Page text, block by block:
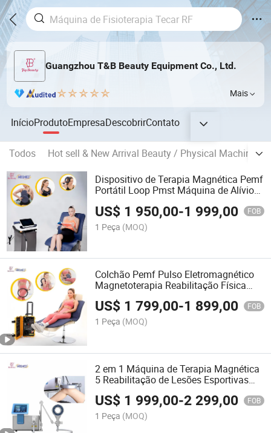
Guangzhou T&B Beauty Equipment Co., Ltd.
Mais
InícioProdutoEmpresaDescobrirContato
Todos Hot sell & New Arrival Beauty / Physical Machine
Dispositivo de Terapia Magnética Pemf
Portátil Loop Pmst Máquina de Alívio
Campo Eletromagnético Pulsado
US$ 1 950,00-1 999,00 FOB
1 Peça (MOQ)
Colchão Pemf Pulso Eletromagnético
Magnetoterapia Reabilitação Física
Equipamento de Reabilitação
US$ 1 799,00-1 899,00 FOB
1 Peça (MOQ)
2 em 1 Máquina de Terapia Magnética
5 Reabilitação de Lesões Esportivas
Tesla Emtt Máquina de Magnetoterapia
US$ 1 999,00-2 299,00 FOB
1 Peça (MOQ)